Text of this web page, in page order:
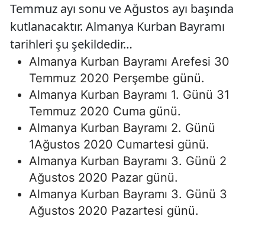
Temmuz ayı sonu ve Ağustos ayı başında
kutlanacaktır. Almanya Kurban Bayramı
tarihleri şu şekildedir…
Almanya Kurban Bayramı Arefesi 30
Temmuz 2020 Perşembe günü.
Almanya Kurban Bayramı 1. Günü 31
Temmuz 2020 Cuma günü.
Almanya Kurban Bayramı 2. Günü
1Ağustos 2020 Cumartesi günü.
Almanya Kurban Bayramı 3. Günü 2
Ağustos 2020 Pazar günü.
Almanya Kurban Bayramı 3. Günü 3
Ağustos 2020 Pazartesi günü.